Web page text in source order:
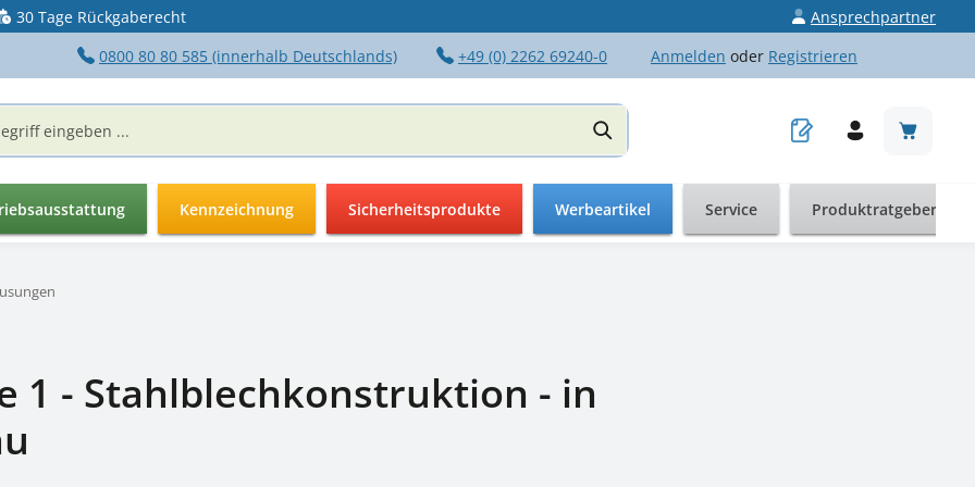
30 Tage Rückgaberecht
Ansprechpartner
0800 80 80 585 (innerhalb Deutschlands)
+49 (0) 2262 69240-0 Anmelden oder Registrieren
Kennzeichnung Sicherheitsprodukte Werbeartikel Service Produktratgeber
1 - Stahlblechkonstruktion - in